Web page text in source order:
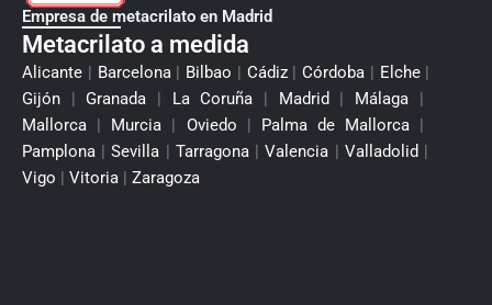
Empresa de metacrilato en Madrid
Metacrilato a medida
Alicante | Barcelona | Bilbao | Cádiz | Córdoba | Elche |
Gijón | Granada | La Coruña | Madrid | Málaga |
Mallorca | Murcia | Oviedo | Palma de Mallorca |
Pamplona | Sevilla | Tarragona | Valencia | Valladolid |
Vigo | Vitoria | Zaragoza